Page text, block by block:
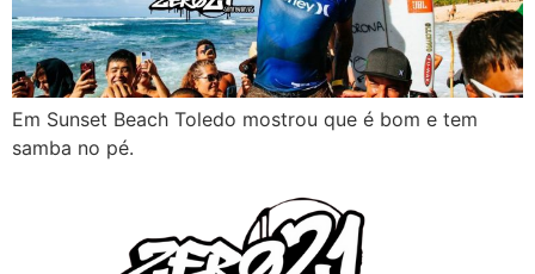
Em Sunset Beach Toledo mostrou que é bom e tem
samba no pé.